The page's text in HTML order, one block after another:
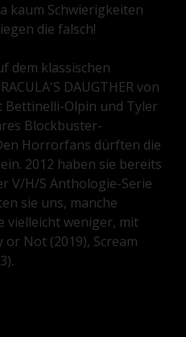
kaum Schwierigkeiten
die falsch!
dem klassischen
DAUGTHER von
Bettinelli-Olpin und Tyler
Blockbuster-
Horrorfans dürften die
2012 haben sie bereits
V/H/S Anthologie-Serie
sie uns, manche
vielleicht weniger, mit
or Not (2019), Scream